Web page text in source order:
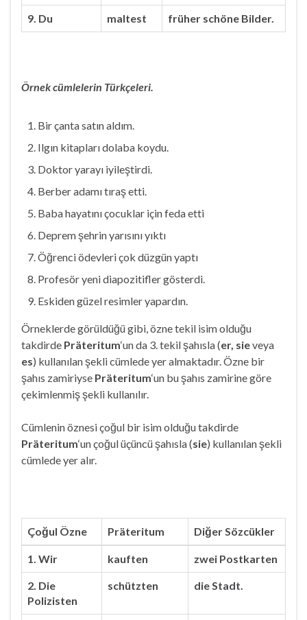
9. Du maltest früher schöne Bilder.
Örnek cümlelerin Türkçeleri.
Bir çanta satın aldım.
Ilgın kitapları dolaba koydu.
Doktor yarayı iyileştirdi.
Berber adamı tıraş etti.
Baba hayatını çocuklar için feda etti
Deprem şehrin yarısını yıktı
Öğrenci ödevleri çok düzgün yaptı
Profesör yeni diapozitifler gösterdi.
Eskiden güzel resimler yapardın.
Örneklerde görüldüğü gibi, özne tekil isim olduğu
takdirde Präteritum‘un da 3. tekil şahısla (er, sieveya
es) kullanılan şekli cümlede yer almaktadır. Özne bir
şahıs zamiriyse Präteritum‘un bu şahıs zamirine göre
çekimlenmiş şekli kullanılır.
Cümlenin öznesi çoğul bir isim olduğu takdirde
Präteritum‘un çoğul üçüncü şahısla (sie) kullanılan şekli
cümlede yer alır.
Çoğul Özne Präteritum Diğer Sözcükler
1. Wir kauften zwei Postkarten
2. Die
Polizisten
schützten die Stadt.